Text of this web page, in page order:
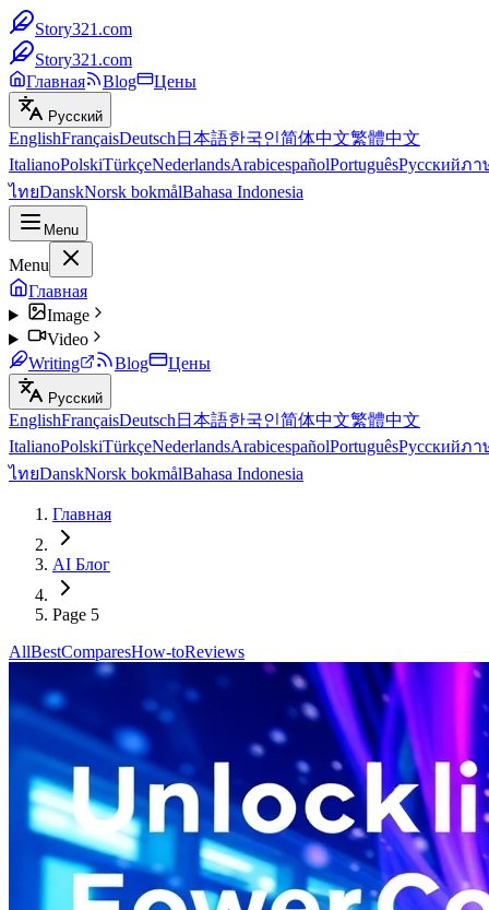
Story321.com
Story321.com
Главная
Blog Цены
Русский
EnglishFrançaisDeutsch 日本語한국인简体中文繁體中文
ItalianoPolskiTürkçeNederlandsArabicespañolPortuguêsРусскийภา
ไทยDanskNorsk bokmålBahasa Indonesia
Menu
Menu
Главная
Image
Video
Writing
Blog Цены
Русский
EnglishFrançaisDeutsch 日本語한국인简体中文繁體中文
ItalianoPolskiTürkçeNederlandsArabicespañolPortuguêsРусскийภา
ไทยDanskNorsk bokmålBahasa Indonesia
Главная
AI Блог
Page 5
AllBestComparesHow-toReviews